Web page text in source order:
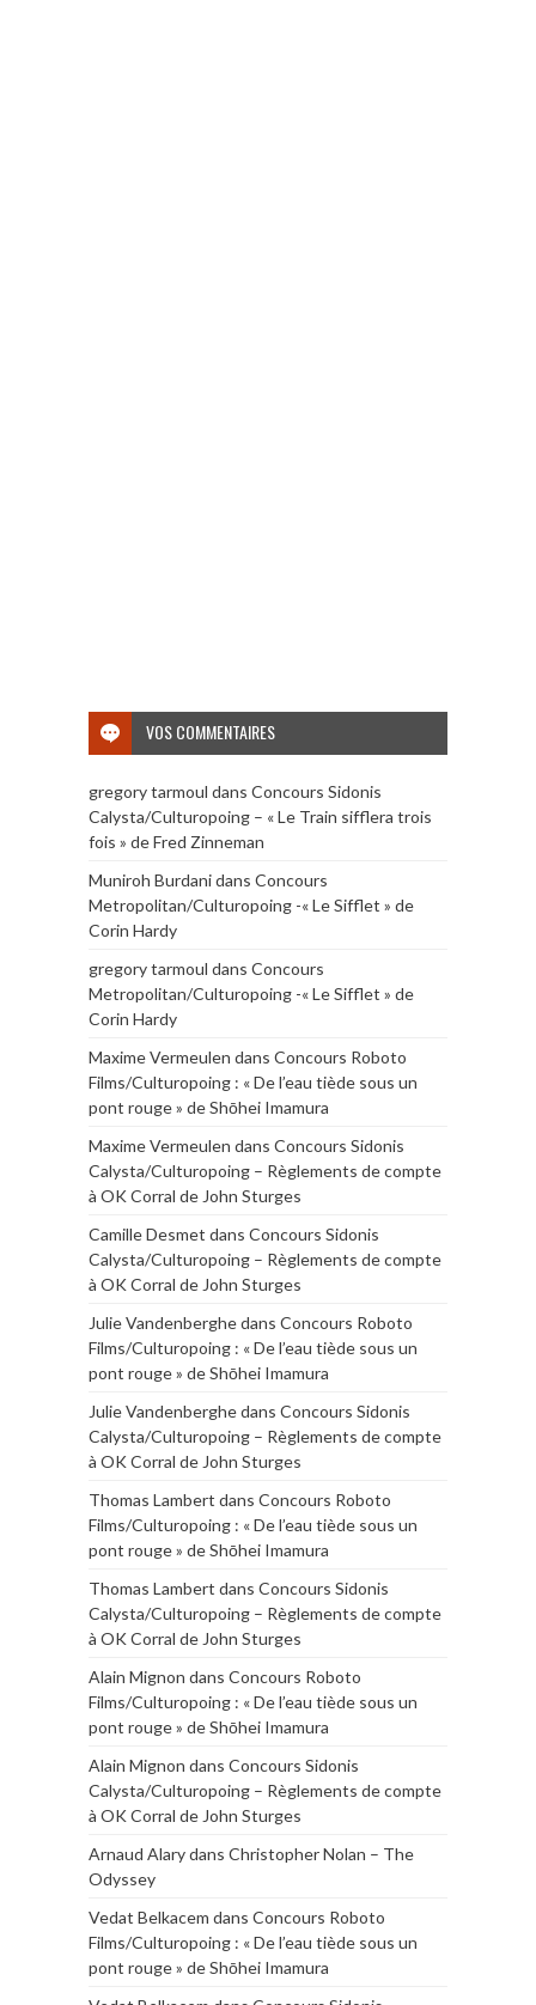
VOS COMMENTAIRES
gregory tarmoul dans Concours Sidonis
Calysta/Culturopoing – « Le Train sifflera trois
fois » de Fred Zinneman
Muniroh Burdanidans Concours
Metropolitan/Culturopoing -« Le Sifflet » de
Corin Hardy
gregory tarmoul dans Concours
Metropolitan/Culturopoing -« Le Sifflet » de
Corin Hardy
Maxime Vermeulen dans Concours Roboto
Films/Culturopoing : « De l’eau tiède sous un
pont rouge » de Shōhei Imamura
Maxime Vermeulen dans Concours Sidonis
Calysta/Culturopoing – Règlements de compte
à OK Corral de John Sturges
Camille Desmet dans Concours Sidonis
Calysta/Culturopoing – Règlements de compte
à OK Corral de John Sturges
Julie Vandenberghedans Concours Roboto
Films/Culturopoing : « De l’eau tiède sous un
pont rouge » de Shōhei Imamura
Julie Vandenberghedans Concours Sidonis
Calysta/Culturopoing – Règlements de compte
à OK Corral de John Sturges
Thomas Lambert dans Concours Roboto
Films/Culturopoing : « De l’eau tiède sous un
pont rouge » de Shōhei Imamura
Thomas Lambert dans Concours Sidonis
Calysta/Culturopoing – Règlements de compte
à OK Corral de John Sturges
Alain Mignon dans Concours Roboto
Films/Culturopoing : « De l’eau tiède sous un
pont rouge » de Shōhei Imamura
Alain Mignon dans Concours Sidonis
Calysta/Culturopoing – Règlements de compte
à OK Corral de John Sturges
Arnaud Alarydans Christopher Nolan – The
Odyssey
Vedat Belkacem dans Concours Roboto
Films/Culturopoing : « De l’eau tiède sous un
pont rouge » de Shōhei Imamura